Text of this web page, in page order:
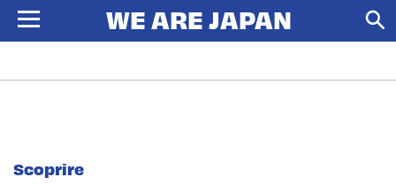
Scoprire